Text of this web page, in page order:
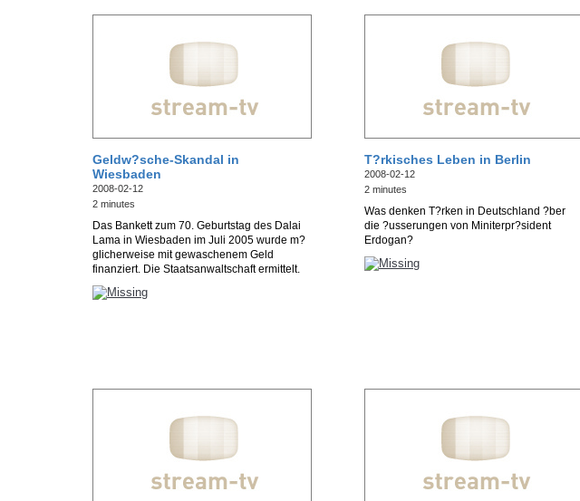
Geldw?sche-Skandal in
Wiesbaden
2008-02-12
2 minutes
Das Bankett zum 70. Geburtstag des Dalai
Lama in Wiesbaden im Juli 2005 wurde m?
glicherweise mit gewaschenem Geld
finanziert. Die Staatsanwaltschaft ermittelt.
T?rkisches Leben in Berlin
2008-02-12
2 minutes
Was denken T?rken in Deutschland ?ber
die ?usserungen von Miniterpr?sident
Erdogan?